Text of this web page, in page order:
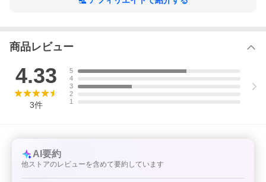
商品レビュー
4.33
3件
5
4
3
2
1
AI要約
他ストアのレビューを含めて要約しています